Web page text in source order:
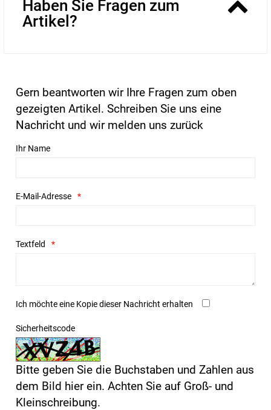
Haben Sie Fragen zum
Artikel?
Gern beantworten wir Ihre Fragen zum oben
gezeigten Artikel. Schreiben Sie uns eine
Nachricht und wir melden uns zurück
Ihr Name
E-Mail-Adresse
Textfeld
Ich möchte eine Kopie dieser Nachricht erhalten
Sicherheitscode
Bitte geben Sie die Buchstaben und Zahlen aus
dem Bild hier ein. Achten Sie auf Groß- und
Kleinschreibung.